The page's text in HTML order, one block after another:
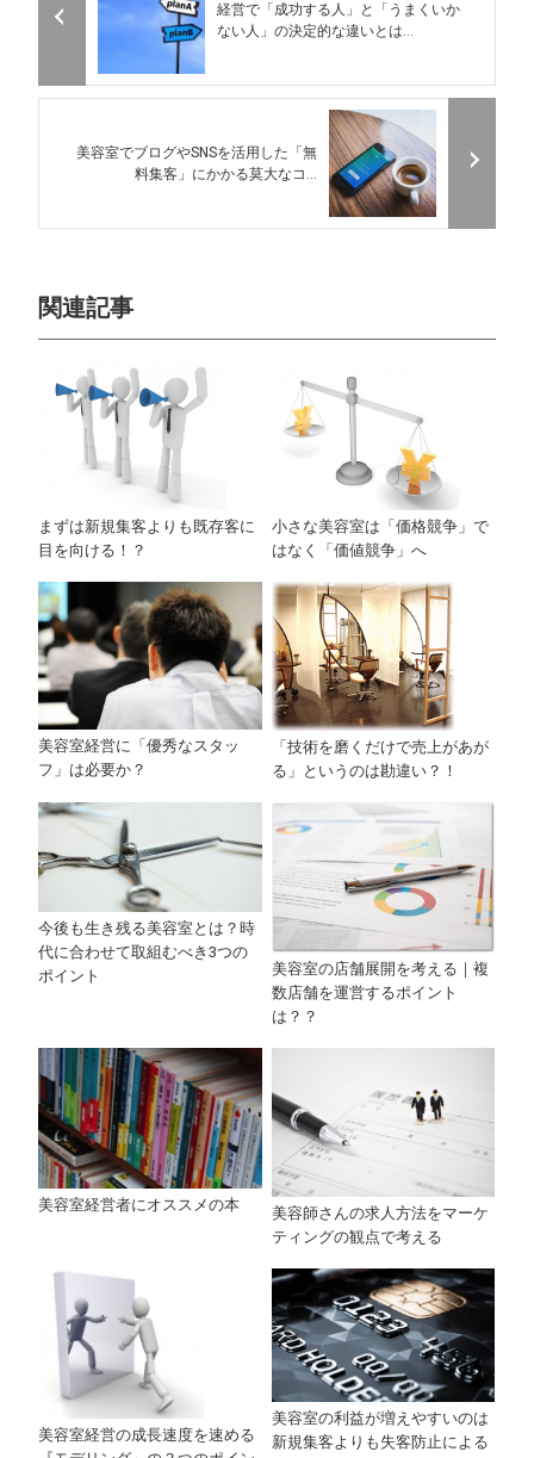
経営で「成功する人」と「うまくいか
ない人」の決定的な違いとは...
美容室でブログやSNSを活用した「無
料集客」にかかる莫大なコ...
関連記事
まずは新規集客よりも既存客に
目を向ける！？
小さな美容室は「価格競争」で
はなく「価値競争」へ
美容室経営に「優秀なスタッ
フ」は必要か？
「技術を磨くだけで売上があが
る」というのは勘違い？！
今後も生き残る美容室とは？時
代に合わせて取組むべき3つの
ポイント
美容室の店舗展開を考える｜複
数店舗を運営するポイント
は？？
美容室経営者にオススメの本
美容師さんの求人方法をマーケ
ティングの観点で考える
美容室経営の成長速度を速める
美容室の利益が増えやすいのは
新規集客よりも失客防止による